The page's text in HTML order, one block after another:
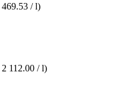
/ l)
112.00 / l)